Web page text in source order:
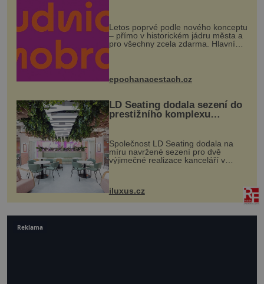
Letos poprvé podle nového konceptu
– přímo v historickém jádru města a
pro všechny zcela zdarma. Hlavní
program se odehraje na Karlově a
mohou těšit na víno, burčák, pes...
epochanacestach.cz
LD Seating dodala sezení do
prestižního komplexu
MediaCityUK v Salfordu
Společnost LD Seating dodala na
míru navržené sezení pro dvě
výjimečné realizace kanceláří v
areálu MediaCityUK v anglickém
budov Media...
iluxus.cz
Reklama